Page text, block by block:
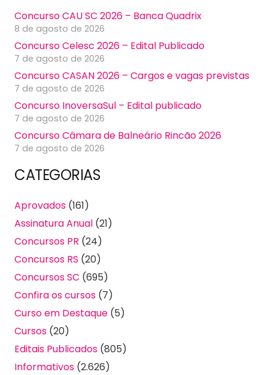
Concurso CAU SC 2026 – Banca Quadrix
8 de agosto de 2026
Concurso Celesc 2026 – Edital Publicado
7 de agosto de 2026
Concurso CASAN 2026 – Cargos e vagas previstas
7 de agosto de 2026
Concurso InoversaSul – Edital publicado
7 de agosto de 2026
Concurso Câmara de Balneário Rincão 2026
7 de agosto de 2026
CATEGORIAS
Aprovados (161)
Assinatura Anual (21)
Concursos PR (24)
Concursos RS (20)
Concursos SC (695)
Confira os cursos (7)
Curso em Destaque (5)
Cursos (20)
Editais Publicados (805)
Informativos (2.626)